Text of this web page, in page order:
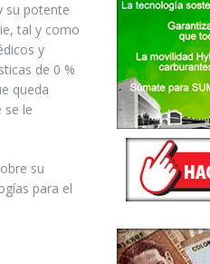
su potente
tal y como
y
de 0 %
queda
se le
su
para el